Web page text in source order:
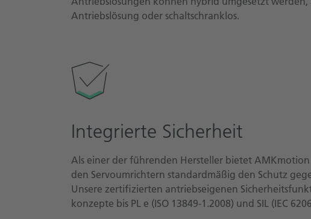
Antriebslösung oder schaltschranklos.
Integrierte Sicherheit
Als einer der führenden Hersteller bietet
den Servoumrichtern standardmäßig den Schutz
Unsere zertifizierten antriebseigenen
konzepte bis PL e (ISO 13849-1.2008) und SIL (IEC